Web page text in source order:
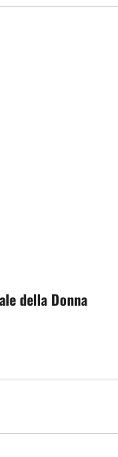
della Donna